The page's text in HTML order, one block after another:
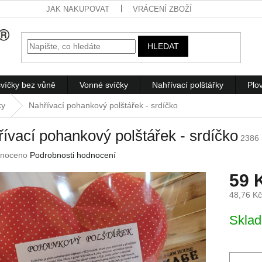
JAK NAKUPOVAT VRÁCENÍ ZBOŽÍ
HLEDAT
bez vůně Vonné svíčky Nahřívací polštářky
Nahřívací pohankový polštářek - srdíčko
pohankový polštářek - srdíčko 2386
Podrobnosti hodnocení
59
48,76
cena: